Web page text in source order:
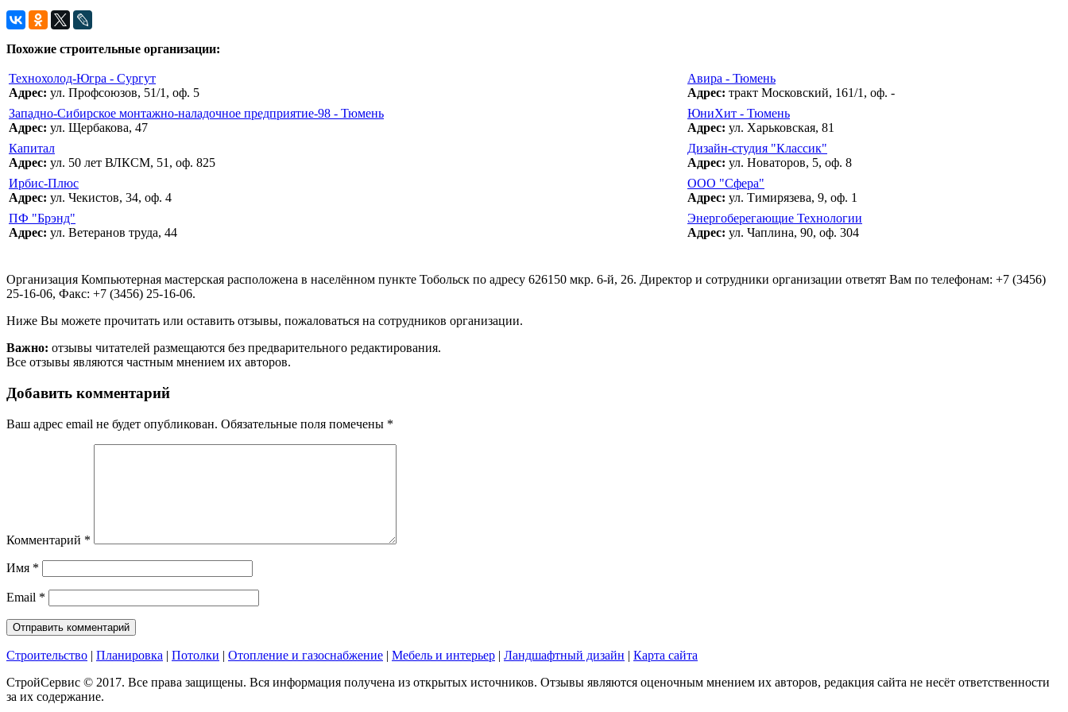
Похожие строительные организации:
Технохолод-Югра - Сургут
Адрес: ул. Профсоюзов, 51/1, оф. 5
Авира - Тюмень
Адрес: тракт Московский, 161/1, оф. -
Западно-Сибирское монтажно-наладочное предприятие-98 - Тюмень
Адрес: ул. Щербакова, 47
ЮниХит - Тюмень
Адрес: ул. Харьковская, 81
Капитал
Адрес: ул. 50 лет ВЛКСМ, 51, оф. 825
Дизайн-студия "Классик"
Адрес: ул. Новаторов, 5, оф. 8
Ирбис-Плюс
Адрес: ул. Чекистов, 34, оф. 4
ООО "Сфера"
Адрес: ул. Тимирязева, 9, оф. 1
ПФ "Брэнд"
Адрес: ул. Ветеранов труда, 44
Энергоберегающие Технологии
Адрес: ул. Чаплина, 90, оф. 304
Организация Компьютерная мастерская расположена в населённом пункте Тобольск по адресу 626150 мкр. 6-й, 26. Директор и сотрудники организации ответят Вам по телефонам: +7 (3456)
25-16-06, Факс: +7 (3456) 25-16-06.
Ниже Вы можете прочитать или оставить отзывы, пожаловаться на сотрудников организации.
Важно: отзывы читателей размещаются без предварительного редактирования.
Все отзывы являются частным мнением их авторов.
Добавить комментарий
Ваш адрес email не будет опубликован. Обязательные поля помечены *
Комментарий *
Имя *
Email *
Строительство | Планировка | Потолки | Отопление и газоснабжение | Мебель и интерьер | Ландшафтный дизайн | Карта сайта
СтройСервис © 2017. Все права защищены. Вся информация получена из открытых источников. Отзывы являются оценочным мнением их авторов, редакция сайта не несёт ответственности
за их содержание.